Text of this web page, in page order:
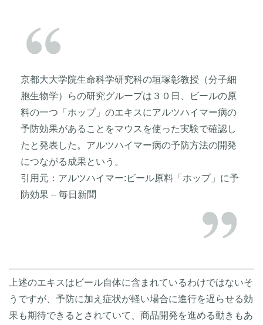
京都大大学院生命科学研究科の垣塚彰教授（分子細
胞生物学）らの研究グループは３０日、ビールの原
料の一つ「ホップ」のエキスにアルツハイマー病の
予防効果があることをマウスを使った実験で確認し
たと発表した。アルツハイマー病の予防方法の開発
につながる成果という。
引用元：アルツハイマー:ビール原料「ホップ」に予
防効果 – 毎日新聞
上述のエキスはビール自体に含まれているわけではないそ
うですが、予防に加え症状が軽い場合に進行を遅らせる効
果も期待できるとされていて、商品開発を進める動きもあ